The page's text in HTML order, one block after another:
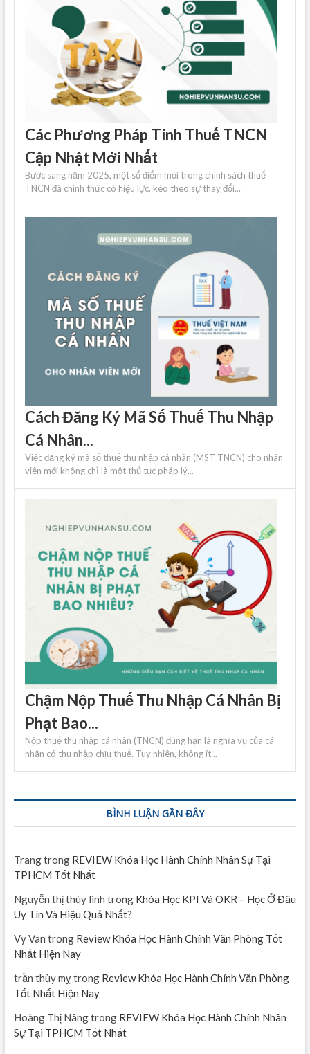
Các Phương Pháp Tính Thuế TNCN
Cập Nhật Mới Nhất
Bước sang năm 2025, một số điểm mới trong chính sách thuế
TNCN đã chính thức có hiệu lực, kéo theo sự thay đổi...
Cách Đăng Ký Mã Số Thuế Thu Nhập
Cá Nhân...
Việc đăng ký mã số thuế thu nhập cá nhân (MST TNCN) cho nhân
viên mới không chỉ là một thủ tục pháp lý...
Chậm Nộp Thuế Thu Nhập Cá Nhân Bị
Phạt Bao...
Nộp thuế thu nhập cá nhân (TNCN) đúng hạn là nghĩa vụ của cá
nhân có thu nhập chịu thuế. Tuy nhiên, không ít...
BÌNH LUẬN GẦN ĐÂY
Trangtrong REVIEW Khóa Học Hành Chính Nhân Sự Tại
TPHCM Tốt Nhất
Nguyễn thị thùy linh trong Khóa Học KPI Và OKR – Học Ở Đâu
Uy Tín Và Hiệu Quả Nhất?
Vy Van trong Review Khóa Học Hành Chính Văn Phòng Tốt
Nhất Hiện Nay
trần thùy mỵ trong Review Khóa Học Hành Chính Văn Phòng
Tốt Nhất Hiện Nay
Hoàng Thị Nângtrong REVIEW Khóa Học Hành Chính Nhân
Sự Tại TPHCM Tốt Nhất